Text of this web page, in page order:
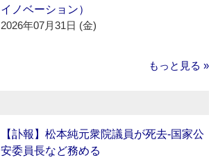
イノベーション）
2026年07月31日 (金)
もっと見る »
【訃報】松本純元衆院議員が死去‐国家公
安委員長など務める